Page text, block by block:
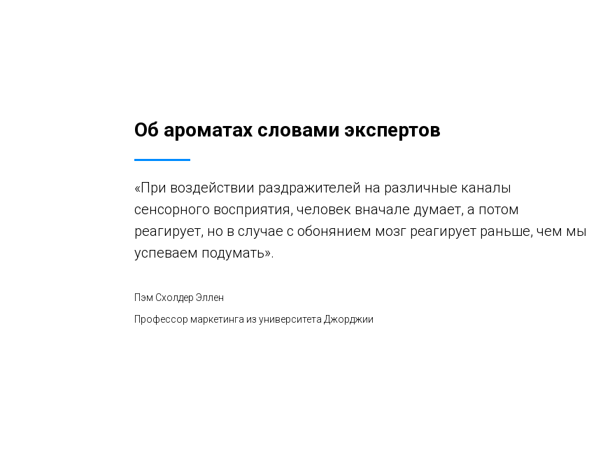
Об ароматах словами экспертов
«При воздействии раздражителей на различные каналы
сенсорного восприятия, человек вначале думает, а потом
реагирует, но в случае с обонянием мозг реагирует раньше, чем мы
успеваем подумать».
Пэм Схолдер Эллен
Профессор маркетинга из университета Джорджии